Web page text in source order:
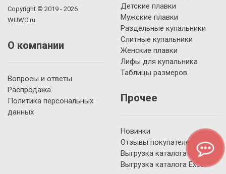
Copyright © 2019 - 2026
WUWO.ru
О компании
Вопросы и ответы
Распродажа
Политика персональных
данных
Детские плавки
Мужские плавки
Раздельные купальники
Слитные купальники
Женские плавки
Лифы для купальника
Таблицы размеров
Прочее
Новинки
Отзывы покупателей
Выгрузка каталога YML
Выгрузка каталога Excel